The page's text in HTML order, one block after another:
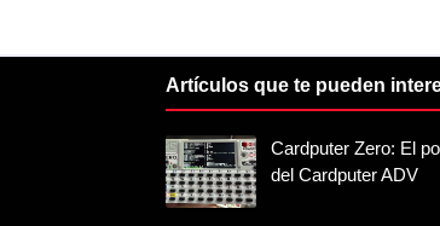
Artículos que te pueden
Cardputer Zero: El
del Cardputer ADV